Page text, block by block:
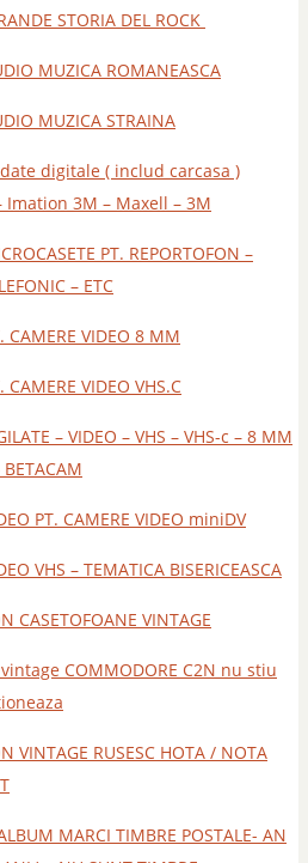
STORIA DEL ROCK
MUZICA ROMANEASCA
MUZICA STRAINA
digitale ( includ carcasa )
Imation 3M – Maxell – 3M
PT. REPORTOFON –
– ETC
CAMERE VIDEO 8 MM
CAMERE VIDEO VHS.C
– VIDEO – VHS – VHS-c – 8 MM
PT. CAMERE VIDEO miniDV
VHS – TEMATICA BISERICEASCA
CASETOFOANE VINTAGE
COMMODORE C2N nu stiu
VINTAGE RUSESC HOTA / NOTA
MARCI TIMBRE POSTALE- AN